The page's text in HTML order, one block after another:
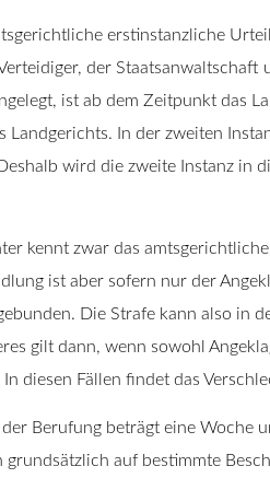
erstinstanzliche
der Staatsanwaltschaft
ist ab dem Zeitpunkt das
Landgerichts. In der zweiten
wird die zweite Instanz in
kennt zwar das
ist aber sofern nur der
Die Strafe kann also in
gilt dann, wenn sowohl
diesen Fällen findet das
Berufung beträgt eine Woche
auf bestimmte